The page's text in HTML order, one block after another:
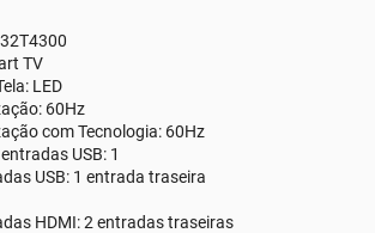
TV
LED
60Hz
com Tecnologia: 60Hz
USB: 1
USB: 1 entrada traseira
HDMI: 2 entradas traseiras